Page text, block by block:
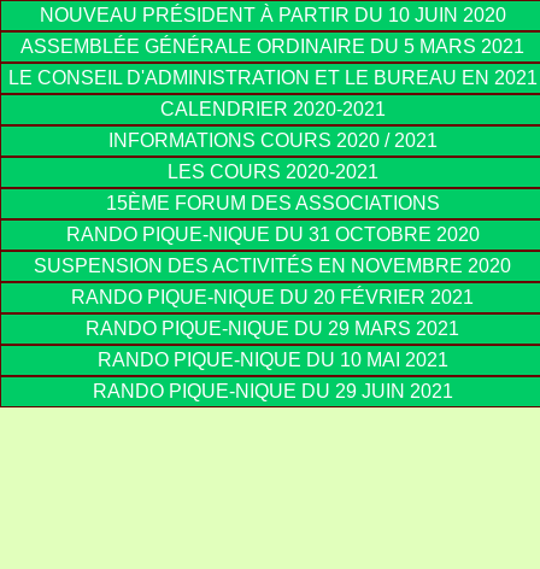
NOUVEAU PRÉSIDENT À PARTIR DU 10 JUIN 2020
ASSEMBLÉE GÉNÉRALE ORDINAIRE DU 5 MARS 2021
LE CONSEIL D'ADMINISTRATION ET LE BUREAU EN 2021
CALENDRIER 2020-2021
INFORMATIONS COURS 2020 / 2021
LES COURS 2020-2021
15ÈME FORUM DES ASSOCIATIONS
RANDO PIQUE-NIQUE DU 31 OCTOBRE 2020
SUSPENSION DES ACTIVITÉS EN NOVEMBRE 2020
RANDO PIQUE-NIQUE DU 20 FÉVRIER 2021
RANDO PIQUE-NIQUE DU 29 MARS 2021
RANDO PIQUE-NIQUE DU 10 MAI 2021
RANDO PIQUE-NIQUE DU 29 JUIN 2021